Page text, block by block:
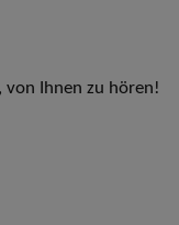
von Ihnen zu hören!